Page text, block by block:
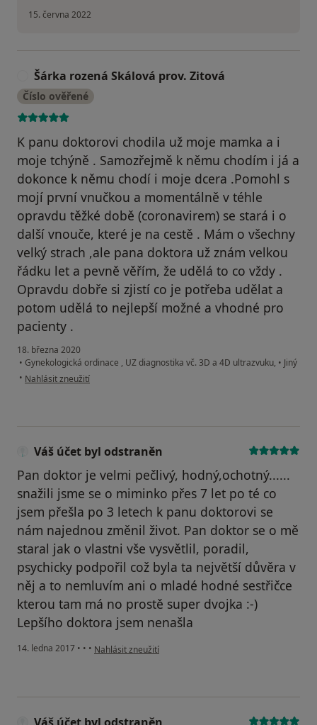
15. června 2022
Šárka rozená Skálová prov. Zitová
Číslo ověřené
K panu doktorovi chodila už moje mamka a i
moje tchýně . Samozřejmě k němu chodím i já a
dokonce k němu chodí i moje dcera .Pomohl s
mojí první vnučkou a momentálně v téhle
opravdu těžké době (coronavirem) se stará i o
další vnouče, které je na cestě . Mám o všechny
velký strach ,ale pana doktora už znám velkou
řádku let a pevně věřím, že udělá to co vždy .
Opravdu dobře si zjistí co je potřeba udělat a
potom udělá to nejlepší možné a vhodné pro
pacienty .
18. března 2020
• Gynekologická ordinace , UZ diagnostika vč. 3D a 4D ultrazvuku, • Jiný
• podle názoru uživatele Šárka rozená Skálová prov. Zitová
Nahlásit zneužití
Váš účet byl odstraněn
Pan doktor je velmi pečlivý, hodný,ochotný......
snažili jsme se o miminko přes 7 let po té co
jsem přešla po 3 letech k panu doktorovi se
nám najednou změnil život. Pan doktor se o mě
staral jak o vlastni vše vysvětlil, poradil,
psychicky podpořil což byla ta největší důvěra v
něj a to nemluvím ani o mladé hodné sestřičce
kterou tam má no prostě super dvojka :-)
Lepšího doktora jsem nenašla
14. ledna 2017 • • • podle názoru uživatele Váš účet byl odstraněn
Nahlásit zneužití